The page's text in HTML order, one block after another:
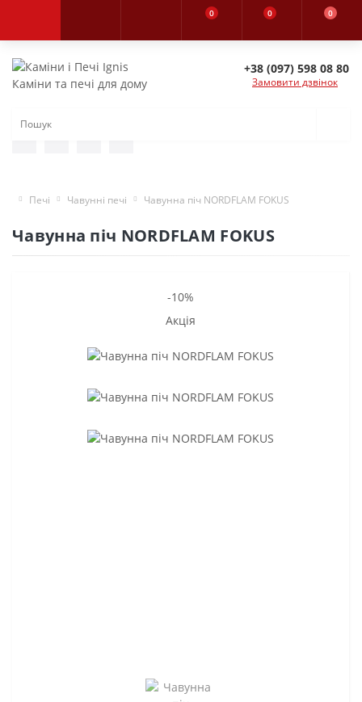
0 0 0
Каміни та печі для дому
+38 (097) 598 08 80
Замовити дзвінок
Печі Чавунні печі Чавунна піч NORDFLAM FOKUS
Чавунна піч NORDFLAM FOKUS
-10%
Акція